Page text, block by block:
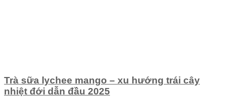
Trà sữa lychee mango – xu hướng trái cây
nhiệt đới dẫn đầu 2025